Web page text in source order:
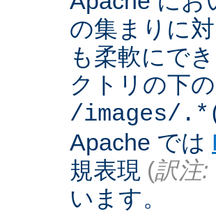
の集まりに
も柔軟にで
クトリの下
/images/
Apache では
規表現 (訳注:
います。